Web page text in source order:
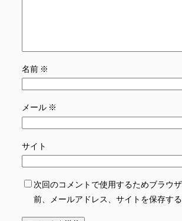
名前 ※
メール ※
サイト
次回のコメントで使用するためブラウ
前、メールアドレス、サイトを保存する